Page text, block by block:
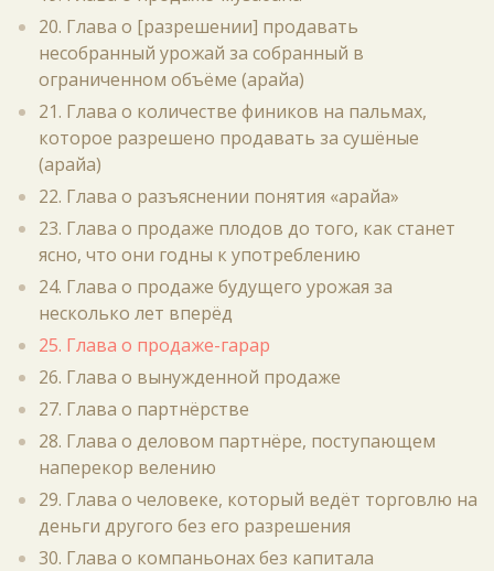
20. Глава о [разрешении] продавать
несобранный урожай за собранный в
ограниченном объёме (арайа)
21. Глава о количестве фиников на пальмах,
которое разрешено продавать за сушёные
(арайа)
22. Глава о разъяснении понятия «арайа»
23. Глава о продаже плодов до того, как станет
ясно, что они годны к употреблению
24. Глава о продаже будущего урожая за
несколько лет вперёд
25. Глава о продаже-гарар
26. Глава о вынужденной продаже
27. Глава о партнёрстве
28. Глава о деловом партнёре, поступающем
наперекор велению
29. Глава о человеке, который ведёт торговлю на
деньги другого без его разрешения
30. Глава о компаньонах без капитала